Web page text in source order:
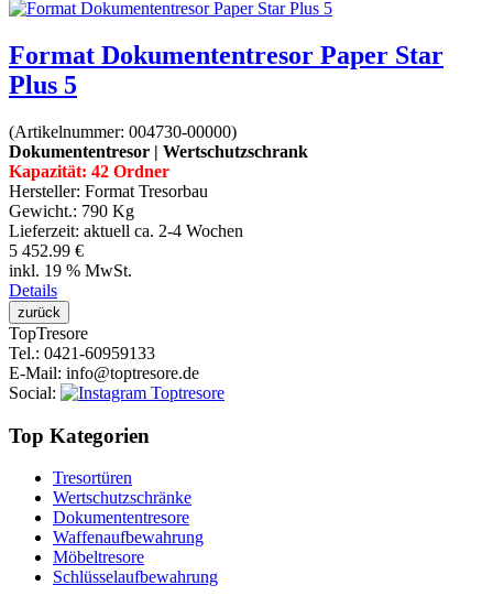
Format Dokumententresor Paper Star
Plus 5
(Artikelnummer: 004730-00000)
Dokumententresor | Wertschutzschrank
Kapazität: 42 Ordner
Hersteller: Format Tresorbau
Gewicht.: 790 Kg
Lieferzeit: aktuell ca. 2-4 Wochen
5 452.99 €
inkl. 19 % MwSt.
Details
TopTresore
Tel.: 0421-60959133
E-Mail: info@toptresore.de
Social:
Top Kategorien
Tresortüren
Wertschutzschränke
Dokumententresore
Waffenaufbewahrung
Möbeltresore
Schlüsselaufbewahrung